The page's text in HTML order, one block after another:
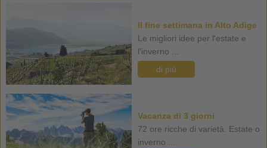
Il fine settimana in Alto Adige
Le migliori idee per l'estate e
l'inverno ...
di più
Vacanza di 3 giorni
72 ore ricche di varietà. Estate o
inverno ...